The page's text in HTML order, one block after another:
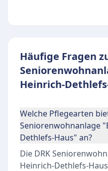
Häufige Fragen
Heinrich-
Welche Pflegearten
Seniorenwohnanlage
Dethlefs-Haus" an?
Die DRK
Heinrich-Dethlefs-